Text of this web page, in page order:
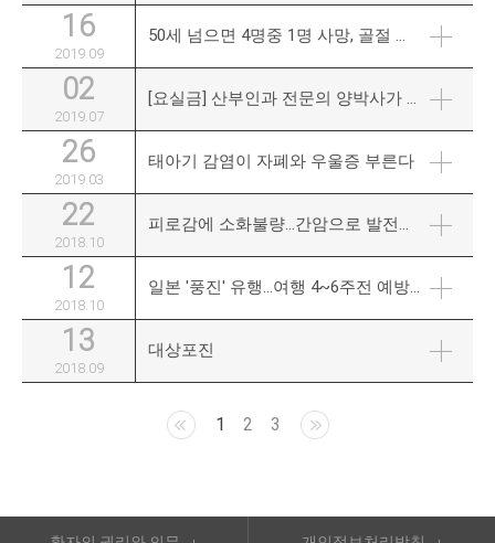
16
2019.09
50세 넘으면 4명중 1명 사망, 골절 전엔 증세 모르는 '이병'
02
2019.07
[요실금] 산부인과 전문의 양박사가 알려주는 10분내에 끝나는 요실금 수술
26
2019.03
태아기 감염이 자폐와 우울증 부른다
22
2018.10
피로감에 소화불량…간암으로 발전하는 B·C형간염
12
2018.10
일본 '풍진' 유행…여행 4~6주전 예방접종 '필수'
13
2018.09
대상포진
1 2 3